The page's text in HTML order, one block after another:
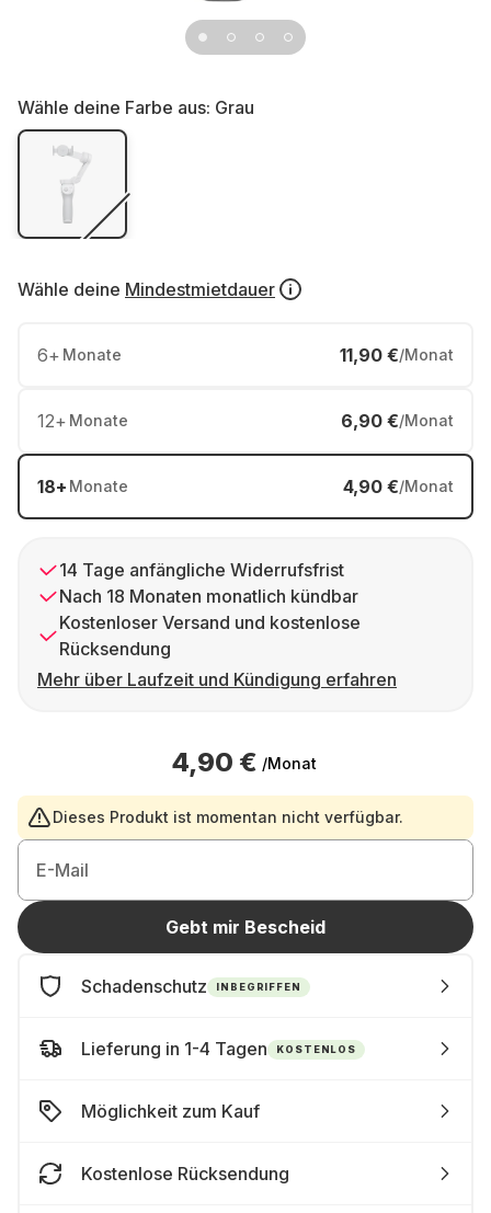
Wähle deine Farbe aus: Grau
Wähle deine Mindestmietdauer
6+ Monate 11,90 €/Monat
12+ Monate 6,90 €/Monat
18+ Monate 4,90 €/Monat
14 Tage anfängliche Widerrufsfrist
Nach 18 Monaten monatlich kündbar
Kostenloser Versand und kostenlose
Rücksendung
Mehr über Laufzeit und Kündigung erfahren
4,90 € /Monat
Dieses Produkt ist momentan nicht verfügbar.
E-Mail
Gebt mir Bescheid
Schadenschutz INBEGRIFFEN
Lieferung in 1-4 Tagen KOSTENLOS
Möglichkeit zum Kauf
Kostenlose Rücksendung